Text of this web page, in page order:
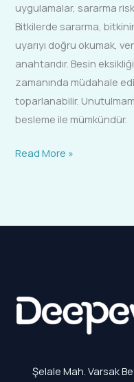
uygulamalar, sararma
Bitkilerde sararma,
uyarıyı doğru okumak,
anahtarıdır. Besin
zamanında müdahale
toparlanabilir.
besleme ile mümkündür.
Read More »
Şelale Mah. Varsak